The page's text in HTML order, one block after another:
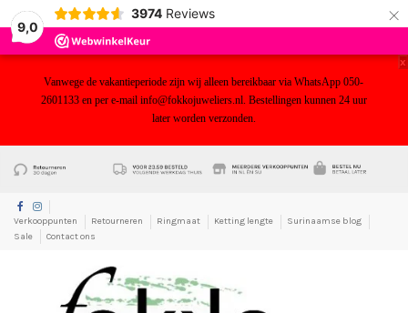
9,0
3974 Reviews ×
Vanwege de vakantieperiode zijn wij alleen bereikbaar via WhatsApp 050-
2601133 en per e-mail info@fokkojuweliers.nl. Bestellingen kunnen 24 uur
later worden verzonden.
x
Verkooppunten Retourneren Ringmaat Ketting lengte
Surinaamse blog
Sale
Contact ons